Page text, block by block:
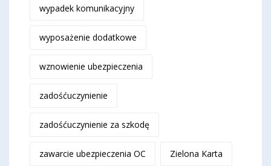
wypadek komunikacyjny
wyposażenie dodatkowe
wznowienie ubezpieczenia
zadośćuczynienie
zadośćuczynienie za szkodę
zawarcie ubezpieczenia OC Zielona Karta